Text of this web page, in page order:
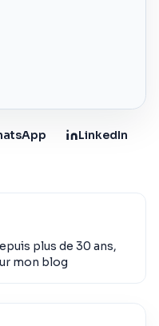
LinkedIn
plus de 30 ans,
mon blog